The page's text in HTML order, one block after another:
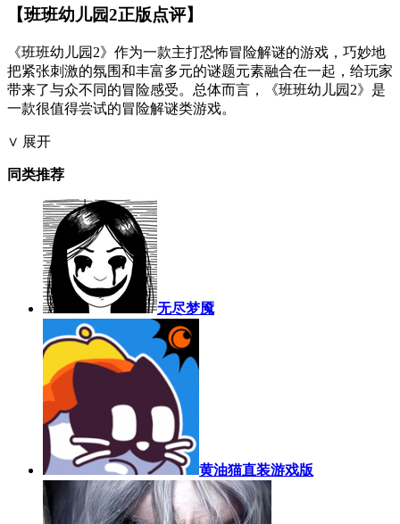
【班班幼儿园2正版点评】
《班班幼儿园2》作为一款主打恐怖冒险解谜的游戏，巧妙地
把紧张刺激的氛围和丰富多元的谜题元素融合在一起，给玩家
带来了与众不同的冒险感受。总体而言，《班班幼儿园2》是
一款很值得尝试的冒险解谜类游戏。
∨ 展开
同类推荐
无尽梦魇
黄油猫直装游戏版